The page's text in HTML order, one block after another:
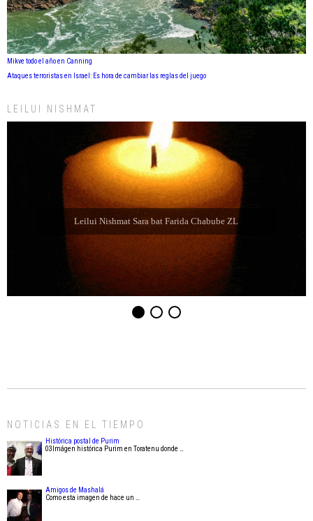
Mikve todo el año en Canning
Ataques terroristas en Israel: Es hora de cambiar las reglas del juego
LEILUI NISHMAT
Leilui Nishmat Eliahu Jaim Jabbaz ZL ben Jacibe
NOTICIAS EN EL TIEMPO
Histórica postal de Purim
03Imágen histórica Purim en Toratenu donde …
Amigos de Mashalá
Como esta imagen de hace un …